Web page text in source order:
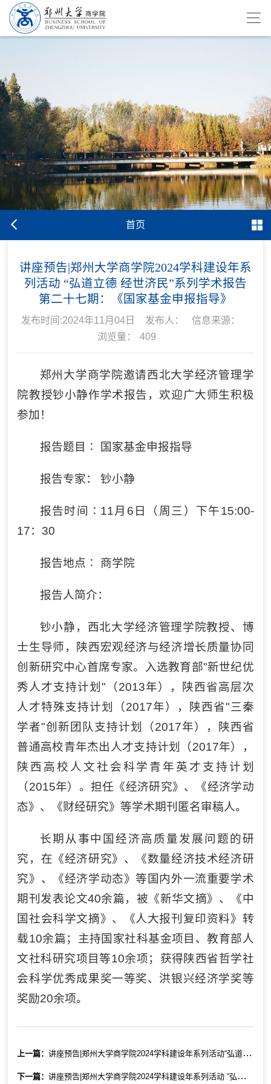
首页
讲座预告|郑州大学商学院2024学科建设年系
列活动 “弘道立德 经世济民”系列学术报告
第二十七期：《国家基金申报指导》
发布时间:2024年11月04日 发布人：
信息来源：
浏览量：
409
郑州大学商学院邀请西北大学经济管理学
院教授钞小静作学术报告，欢迎广大师生积极
参加！
报告题目∶ 国家基金申报指导
报告专家： 钞小静
报告时间∶11月6日（周三）下午15:00-
17：30
报告地点∶ 商学院
报告人简介：
钞小静，西北大学经济管理学院教授、博
士生导师，陕西宏观经济与经济增长质量协同
创新研究中心首席专家。入选教育部"新世纪优
秀人才支持计划"（2013年），陕西省高层次
人才特殊支持计划（2017年），陕西省"三秦
学者"创新团队支持计划（2017年），陕西省
普通高校青年杰出人才支持计划（2017年），
陕西高校人文社会科学青年英才支持计划
（2015年）。担任《经济研究》、《经济学动
态》、《财经研究》等学术期刊匿名审稿人。
长期从事中国经济高质量发展问题的研
究，在《经济研究》、《数量经济技术经济研
究》、《经济学动态》等国内外一流重要学术
期刊发表论文40余篇，被《新华文摘》、《中
国社会科学文摘》、《人大报刊复印资料》转
载10余篇；主持国家社科基金项目、教育部人
文社科研究项目等10余项；获得陕西省哲学社
会科学优秀成果奖一等奖、洪银兴经济学奖等
奖励20余项。
上一篇：讲座预告|郑州大学商学院2024学科建设年系列活动“弘道立德 经世济民”系列学术报告第二十八期：《大模型前沿及其在金融行业中的应用》
下一篇：讲座预告|郑州大学商学院2024学科建设年系列活动 “弘道立德 经世济民”系列学术报告 第二十六期：《研究生高质量论文写作》